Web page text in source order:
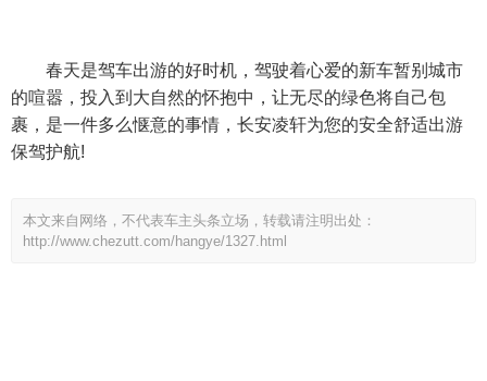
春天是驾车出游的好时机，驾驶着心爱的新车暂别城市
的喧嚣，投入到大自然的怀抱中，让无尽的绿色将自己包
裹，是一件多么惬意的事情，长安凌轩为您的安全舒适出游
保驾护航!
本文来自网络，不代表车主头条立场，转载请注明出处：
http://www.chezutt.com/hangye/1327.html